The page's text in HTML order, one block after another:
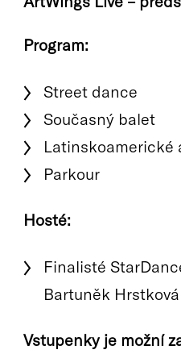
Program:
Street dance
Současný balet
Latinskoamerické
Parkour
Hosté:
Finalisté
Bartuněk Hrstková
Vstupenky je možní